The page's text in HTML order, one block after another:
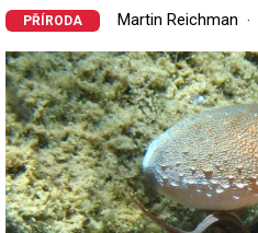
PŘÍRODA Martin Reichman
Image